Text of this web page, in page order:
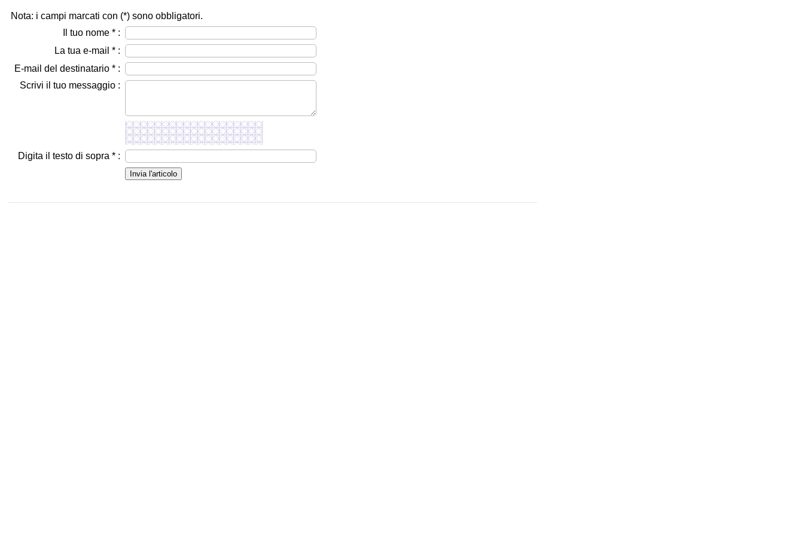
Nota: i campi marcati con (*) sono obbligatori.
Il tuo nome * :
La tua e-mail * :
E-mail del destinatario * :
Scrivi il tuo messaggio :
Digita il testo di sopra * :